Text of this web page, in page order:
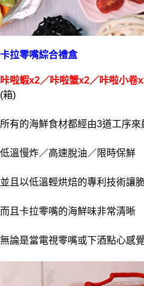
卡拉零嘴綜合禮盒
咔啦蝦x2／咔啦蟹x2／咔啦小卷
(箱)
所有的海鮮食材都經由3道工序來
低溫慢炸／高速脫油／限時保鮮
並且以低溫輕烘焙的專利技術讓
而且卡拉零嘴的海鮮味非常清晰
無論是當電視零嘴或下酒點心感